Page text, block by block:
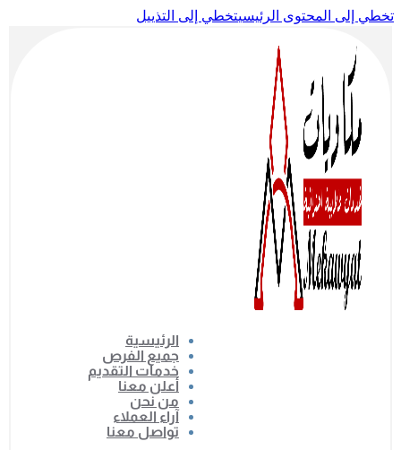
تخطي إلى المحتوى الرئيسيتخطي إلى التذييل
الرئيسية
جميع الفرص
خدمات التقديم
أعلن معنا
من نحن
آراء العملاء
تواصل معنا